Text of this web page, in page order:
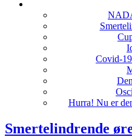
Covid-
Hurra! Nu er
Smertelindrende